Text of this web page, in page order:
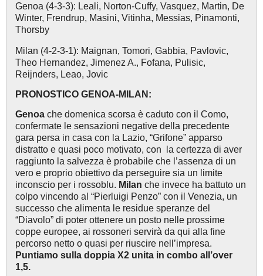
Genoa (4-3-3): Leali, Norton-Cuffy, Vasquez, Martin, De
Winter, Frendrup, Masini, Vitinha, Messias, Pinamonti,
Thorsby
Milan (4-2-3-1): Maignan, Tomori, Gabbia, Pavlovic,
Theo Hernandez, Jimenez A., Fofana, Pulisic,
Reijnders, Leao, Jovic
PRONOSTICO GENOA-MILAN:
Genoa che domenica scorsa è caduto con il Como,
confermate le sensazioni negative della precedente
gara persa in casa con la Lazio, “Grifone” apparso
distratto e quasi poco motivato, con la certezza di aver
raggiunto la salvezza è probabile che l’assenza di un
vero e proprio obiettivo da perseguire sia un limite
inconscio per i rossoblu. Milan che invece ha battuto un
colpo vincendo al “Pierluigi Penzo” con il Venezia, un
successo che alimenta le residue speranze del
“Diavolo” di poter ottenere un posto nelle prossime
coppe europee, ai rossoneri servirà da qui alla fine
percorso netto o quasi per riuscire nell’impresa.
Puntiamo sulla doppia X2 unita in combo all’over
1,5.